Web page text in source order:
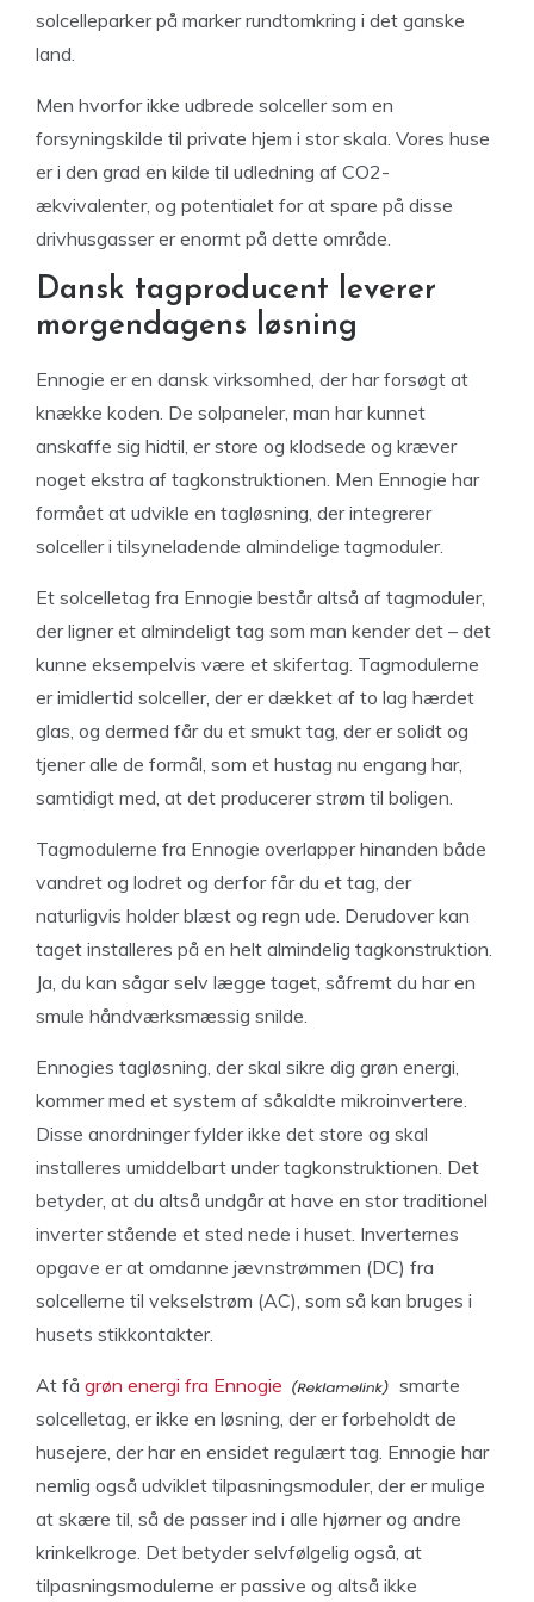
solcelleparker på marker rundtomkring i det ganske
land.
Men hvorfor ikke udbrede solceller som en
forsyningskilde til private hjem i stor skala. Vores huse
er i den grad en kilde til udledning af CO2-
ækvivalenter, og potentialet for at spare på disse
drivhusgasser er enormt på dette område.
Dansk tagproducent leverer
morgendagens løsning
Ennogie er en dansk virksomhed, der har forsøgt at
knække koden. De solpaneler, man har kunnet
anskaffe sig hidtil, er store og klodsede og kræver
noget ekstra af tagkonstruktionen. Men Ennogie har
formået at udvikle en tagløsning, der integrerer
solceller i tilsyneladende almindelige tagmoduler.
Et solcelletag fra Ennogie består altså af tagmoduler,
der ligner et almindeligt tag som man kender det – det
kunne eksempelvis være et skifertag. Tagmodulerne
er imidlertid solceller, der er dækket af to lag hærdet
glas, og dermed får du et smukt tag, der er solidt og
tjener alle de formål, som et hustag nu engang har,
samtidigt med, at det producerer strøm til boligen.
Tagmodulerne fra Ennogie overlapper hinanden både
vandret og lodret og derfor får du et tag, der
naturligvis holder blæst og regn ude. Derudover kan
taget installeres på en helt almindelig tagkonstruktion.
Ja, du kan sågar selv lægge taget, såfremt du har en
smule håndværksmæssig snilde.
Ennogies tagløsning, der skal sikre dig grøn energi,
kommer med et system af såkaldte mikroinvertere.
Disse anordninger fylder ikke det store og skal
installeres umiddelbart under tagkonstruktionen. Det
betyder, at du altså undgår at have en stor traditionel
inverter stående et sted nede i huset. Inverternes
opgave er at omdanne jævnstrømmen (DC) fra
solcellerne til vekselstrøm (AC), som så kan bruges i
husets stikkontakter.
At få grøn energi fra Ennogie
smarte
solcelletag, er ikke en løsning, der er forbeholdt de
husejere, der har en ensidet regulært tag. Ennogie har
nemlig også udviklet tilpasningsmoduler, der er mulige
at skære til, så de passer ind i alle hjørner og andre
krinkelkroge. Det betyder selvfølgelig også, at
tilpasningsmodulerne er passive og altså ikke